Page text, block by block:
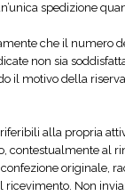
spedizione
che il numero
non sia
il motivo della
alla propria
al
originale,
Non